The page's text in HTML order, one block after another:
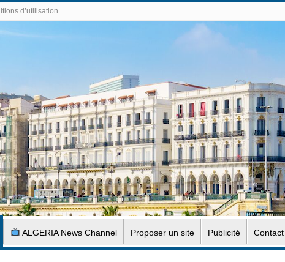
d’utilisation
ALGERIA News Channel Proposer un site Publicité Contact